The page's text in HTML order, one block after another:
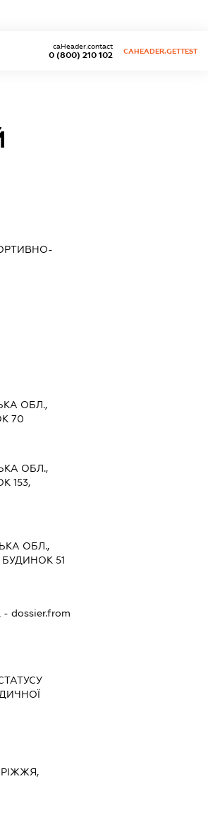
0 (800) 210 102
caHeader.contact
CAHEADER.GETTEST
ОБЛ.,
70
ОБЛ.,
153,
ОБЛ.,
51
- dossier.from